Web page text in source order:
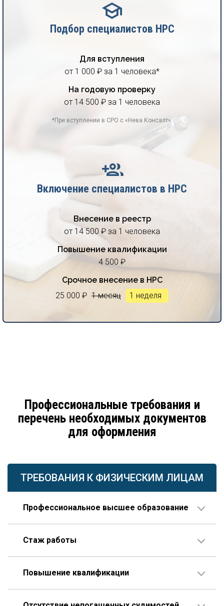
Подбор специалистов НРС
Для вступления
от 1 000 ₽ за 1 человека*
На годовую проверку
от 14 500 ₽ за 1 человека
*При вступлении в СРО с «Нева Консалт».
Включение специалистов в НРС
Внесение в реестр
от 14 500 ₽ за 1 человека
Повышение квалификации
4 500 ₽
Срочное внесение в НРС
25 000 ₽ 1 месяц 1 неделя
Профессиональные требования и
перечень необходимых документов
для оформления
ТРЕБОВАНИЯ К ФИЗИЧЕСКИМ ЛИЦАМ
Профессиональное высшее образование
проектирования.
Стаж работы
или больше, 3 года из которых – на руководящей
Опыт работы по специальности – не менее 10 лет,
Повышение квалификации